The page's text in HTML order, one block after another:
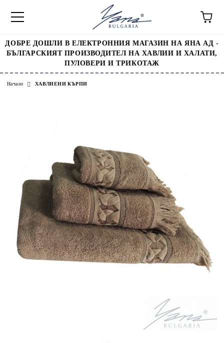
ДОБРЕ ДОШЛИ В ЕЛЕКТРОННИЯ МАГАЗИН НА ЯНА АД -
БЪЛГАРСКИЯТ ПРОИЗВОДИТЕЛ НА ХАВЛИИ И ХАЛАТИ,
ПУЛОВЕРИ И ТРИКОТАЖ
Начало ХАВЛИЕНИ КЪРПИ